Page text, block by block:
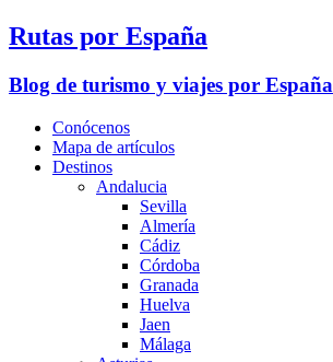
Rutas por España
Blog de turismo y viajes por España
Conócenos
Mapa de artículos
Destinos
Andalucia
Sevilla
Almería
Cádiz
Córdoba
Granada
Huelva
Jaen
Málaga